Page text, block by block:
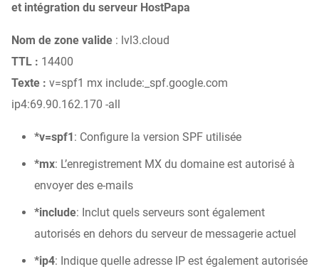
et intégration du serveur HostPapa
Nom de zone valide : lvl3.cloud
TTL : 14400
Texte : v=spf1 mx include:_spf.google.com
ip4:69.90.162.170 -all
*v=spf1 : Configure la version SPF utilisée
*mx: L’enregistrement MX du domaine est autorisé à
envoyer des e-mails
*include: Inclut quels serveurs sont également
autorisés en dehors du serveur de messagerie actuel
*ip4: Indique quelle adresse IP est également autorisée